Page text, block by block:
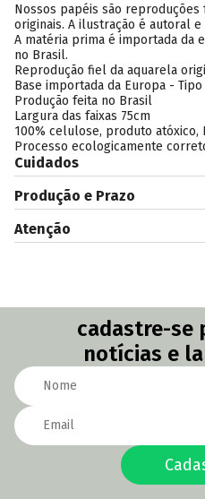
Nossos papéis são
originais. A ilustração é autoral e
A matéria prima é importada da
no Brasil.
Reprodução fiel da aquarela
Base importada da Europa - Tipo
Produção feita no Brasil
Largura das faixas 75cm
100% celulose, produto atóxico,
Processo ecologicamente
Cuidados
Produção e Prazo
Atenção
cadastre-se
notícias e